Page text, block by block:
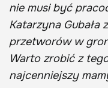
nie musi być
Katarzyna
przetworów w
Warto zrobić z
najcenniejszy